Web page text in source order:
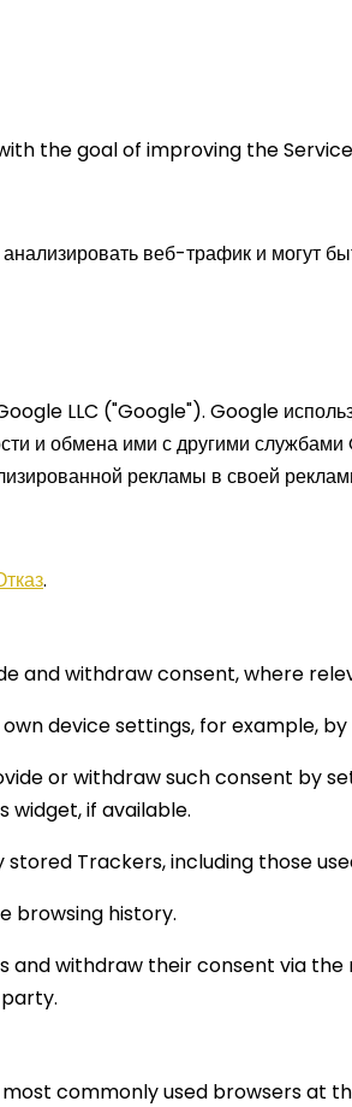
the goal of improving the
веб-трафик и могут
LLC ("Google"). Google
и обмена ими с другими
рекламы в своей
.
and withdraw consent, where
device settings, for example,
or withdraw such consent by
if available.
Trackers, including those
browsing history.
withdraw their consent via
commonly used browsers at